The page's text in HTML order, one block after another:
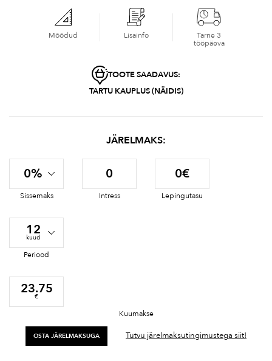
Mõõdud Lisainfo
Tarne 3
tööpäeva
TOOTE SAADAVUS:
TARTU KAUPLUS (NÄIDIS)
JÄRELMAKS:
0%
Sissemaks
0
Intress
0€
Lepingutasu
12
kuud
Periood
23.75
€
Kuumakse
OSTA JÄRELMAKSUGA Tutvu järelmaksutingimustega siit!